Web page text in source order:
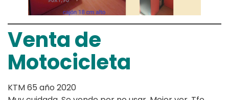
Venta de
Motocicleta
KTM 65 año 2020